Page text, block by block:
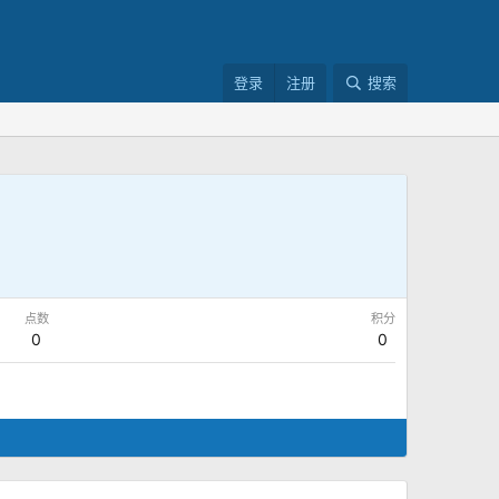
登录 注册 搜索
点数
0
积分
0